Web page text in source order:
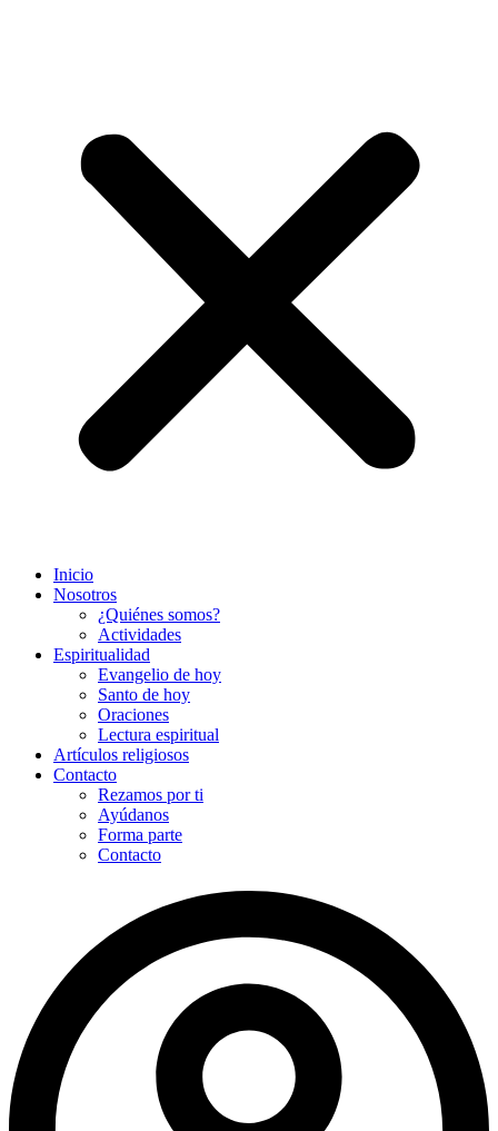
Inicio
Nosotros
¿Quiénes somos?
Actividades
Espiritualidad
Evangelio de hoy
Santo de hoy
Oraciones
Lectura espiritual
Artículos religiosos
Contacto
Rezamos por ti
Ayúdanos
Forma parte
Contacto